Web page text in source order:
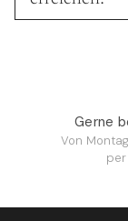
Gerne
Von